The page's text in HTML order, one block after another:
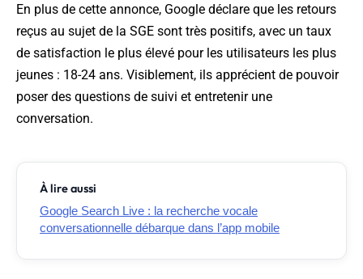
En plus de cette annonce, Google déclare que les retours
reçus au sujet de la SGE sont très positifs, avec un taux
de satisfaction le plus élevé pour les utilisateurs les plus
jeunes : 18-24 ans. Visiblement, ils apprécient de pouvoir
poser des questions de suivi et entretenir une
conversation.
À lire aussi
Google Search Live : la recherche vocale
conversationnelle débarque dans l’app mobile